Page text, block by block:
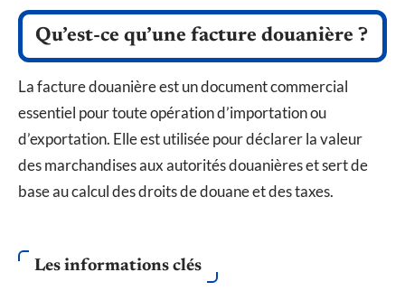
Qu’est-ce qu’une facture douanière ?
La facture douanière est un document commercial
essentiel pour toute opération d’importation ou
d’exportation. Elle est utilisée pour déclarer la valeur
des marchandises aux autorités douanières et sert de
base au calcul des droits de douane et des taxes.
Les informations clés